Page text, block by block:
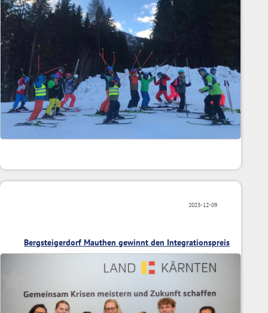
2023-12-09
Bergsteigerdorf Mauthen gewinnt den Integrationspreis